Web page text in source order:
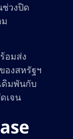
วงปิด
อมส่ง
งสหรัฐฯ
ดิมพันกับ
เจน